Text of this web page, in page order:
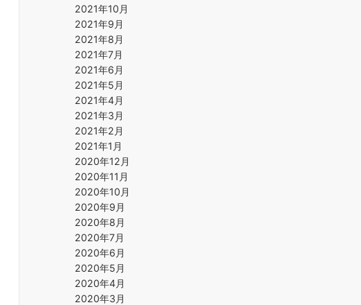
2021年10月
2021年9月
2021年8月
2021年7月
2021年6月
2021年5月
2021年4月
2021年3月
2021年2月
2021年1月
2020年12月
2020年11月
2020年10月
2020年9月
2020年8月
2020年7月
2020年6月
2020年5月
2020年4月
2020年3月